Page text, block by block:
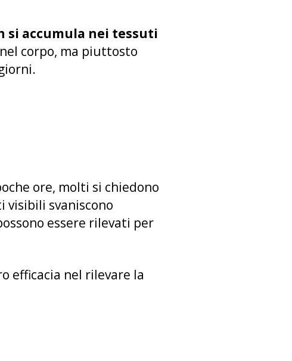
si accumula nei tessuti
corpo, ma piuttosto
ore, molti si chiedono
visibili svaniscono
essere rilevati per
efficacia nel rilevare la